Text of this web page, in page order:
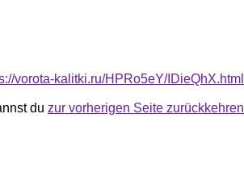
vorota-kalitki.ru/HPRo5eY/IDieQhX.html
du zur vorherigen Seite zurückkehren